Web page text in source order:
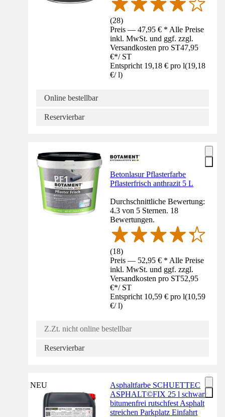
(28)
Preis — 47,95 € * Alle Preise
inkl. MwSt. und ggf. zzgl.
Versandkosten pro ST47,95
€*/ ST
Entspricht 19,18 € pro l(19,18
€/ l)
Online bestellbar
Reservierbar
Betonlasur Pflasterfarbe
Pflasterfrisch anthrazit 5 L
Durchschnittliche Bewertung:
4.3 von 5 Sternen. 18
Bewertungen.
(18)
Preis — 52,95 € * Alle Preise
inkl. MwSt. und ggf. zzgl.
Versandkosten pro ST52,95
€*/ ST
Entspricht 10,59 € pro l(10,59
€/ l)
Z.Zt. nicht online bestellbar
Reservierbar
NEU
Asphaltfarbe SCHUETTEC
ASPHALT©FIX 25 l schwarz
bitumenfrei rutschfest Asphalt
streichen Parkplatz Einfahrt